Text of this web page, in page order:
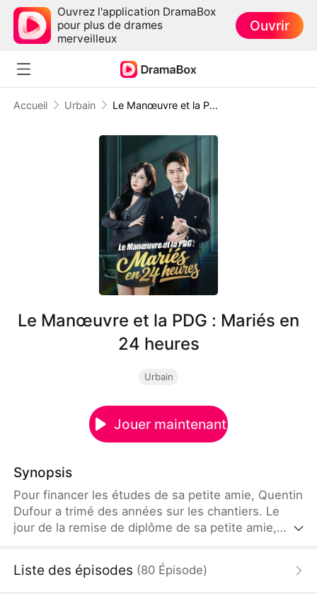
Ouvrez l'application DramaBox
pour plus de drames
merveilleux
Ouvrir
Accueil Urbain Le Manœuvre et la PDG : Mariés en 24 heures
Le Manœuvre et la PDG : Mariés en
24 heures
Urbain
Jouer maintenant
Synopsis
Pour financer les études de sa petite amie, Quentin
Dufour a trimé des années sur les chantiers. Le
jour de la remise de diplôme de sa petite amie,
quitte sur-le-champ pour se fiancer avec le
meilleur ami de Quentin. La scène est observée par
Liste des épisodes (80 Épisode)